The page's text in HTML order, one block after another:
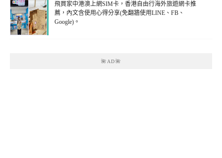
飛買家中港澳上網SIM卡，香港自由行海外旅遊網卡推
薦，內文含使用心得分享(免翻牆使用LINE、FB、
Google)。
🌺AD🌺